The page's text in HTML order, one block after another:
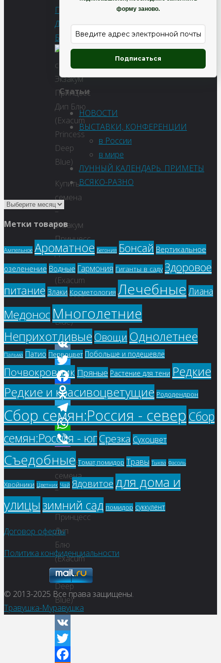
Принцесс
Дип
Блю
Купить
семена
–
Экзакум
Принцесс
Дип
Блю
(Exacum
Princess
Deep
Blue)
VK
Twitter
Facebook
Odnoklassniki
Telegram
WhatsApp
Купить
семена
–
Экзакум
Принцесс
Дип
Блю
(Exacum
Princess
Deep
Blue)
VK
Twitter
форму заново.
Подписаться
Статьи
НОВОСТИ
ВЫСТАВКИ, КОНФЕРЕНЦИИ
в России
в мире
ЛУННЫЙ КАЛЕНДАРЬ. ПРИМЕТЫ
ВСЯКО-РАЗНО
Метки товаров
Ампельное Ароматное Бегония Бонсай Вертикальное
озеленение Водные Гармония Гиганты в саду Здоровое
питание Злаки Косметология Лечебные Лиана
МедоносМноголетние
Неприхотливые Овощи Однолетнее
Пальма Патио Первоцвет Побольше и подешевле
Почвокровник Пряные Растение для тени Редкие
Редкие и красивоцветущие Рододендрон
Сбор семян:Россия - северСбор
семян:Россия - югСрезка Сухоцвет
Съедобные Томат,помидор Травы Тыква Фасоль
Хвойники Цветник Чай Ядовитое для дома и
улицызимний сад помидор суккулент
Договор оферты
Политика конфиденциальности
© 2013-2025 Все права защищены.
Травушка-Муравушка